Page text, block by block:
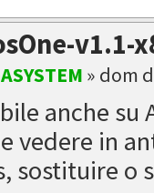
v1.1-
» dom
anche su
vedere in
sostituire o